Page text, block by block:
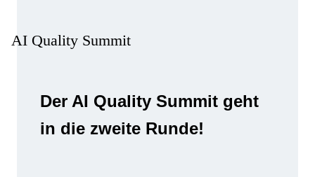
Innovationsfelder
Netzwerke
AI Quality Summit
Der AI Quality Summit geht
in die zweite Runde!